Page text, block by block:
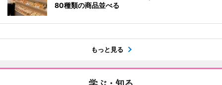
80種類の商品並べる
もっと見る